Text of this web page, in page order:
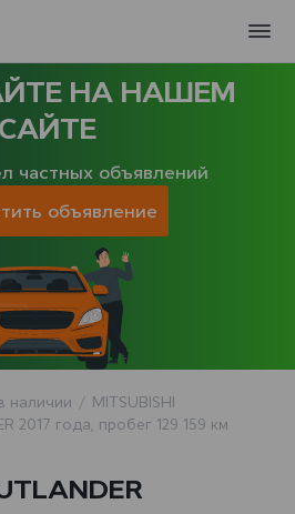
НА НАШЕМ
САЙТЕ
частных объявлений
объявление
наличии
MITSUBISHI
2017 года, пробег 129 159 км